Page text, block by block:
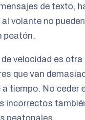
de texto,
volante no
peatón.
de velocidad es
que van
a tiempo. No ceder
incorrectos
peatonales.